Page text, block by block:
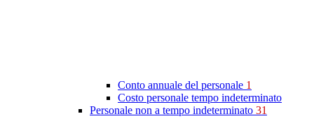
Conto annuale del personale 1
Costo personale tempo indeterminato
Personale non a tempo indeterminato 31